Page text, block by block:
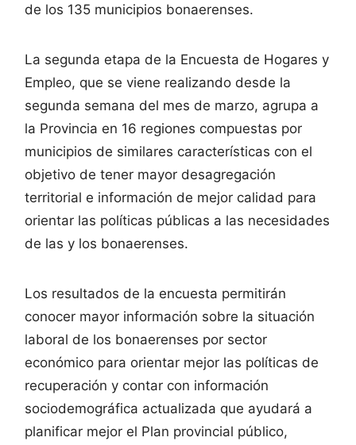
de los 135 municipios bonaerenses.
La segunda etapa de la Encuesta de Hogares y
Empleo, que se viene realizando desde la
segunda semana del mes de marzo, agrupa a
la Provincia en 16 regiones compuestas por
municipios de similares características con el
objetivo de tener mayor desagregación
territorial e información de mejor calidad para
orientar las políticas públicas a las necesidades
de las y los bonaerenses.
Los resultados de la encuesta permitirán
conocer mayor información sobre la situación
laboral de los bonaerenses por sector
económico para orientar mejor las políticas de
recuperación y contar con información
sociodemográfica actualizada que ayudará a
planificar mejor el Plan provincial público,